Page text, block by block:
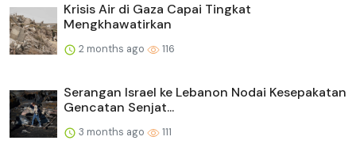
Krisis Air di Gaza Capai Tingkat
Mengkhawatirkan
2 months ago 116
Serangan Israel ke Lebanon Nodai Kesepakatan
Gencatan Senjat...
3 months ago 111